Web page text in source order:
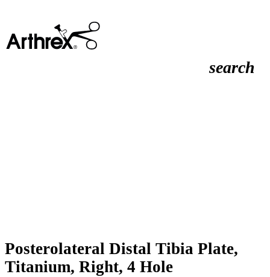
search
Posterolateral Distal Tibia Plate,
Titanium, Right, 4 Hole